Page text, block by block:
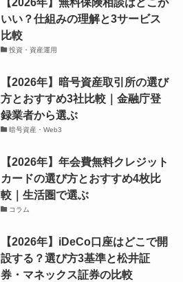
いい？仕組みの理解と3サービス
比較
投資・資産運用
【2026年】暗号資産取引所の選び
方とおすすめ3社比較｜金融庁登
録業者から選ぶ
暗号資産・Web3
【2026年】年会費無料クレジット
カードの選び方とおすすめ4枚比
較｜生活圏で選ぶ
コラム
【2026年】iDeCo口座はどこで開
設する？選び方3基準と松井証
券・マネックス証券の比較